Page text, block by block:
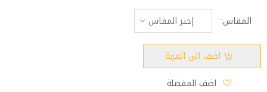
المقاس:
اضف الى العربة
اضف المفضلة